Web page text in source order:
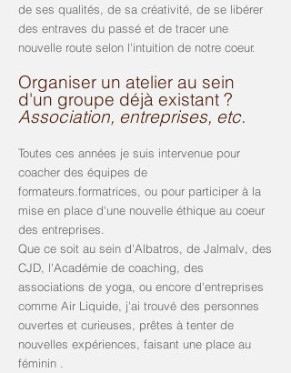
de ses qualités, de sa créativité, de se libérer
des entraves du passé et de tracer une
nouvelle route selon l'intuition de notre coeur.
Organiser un atelier au sein
d'un groupe déjà existant ?
Association, entreprises, etc.
Toutes ces années je suis intervenue pour
coacher des équipes de
formateurs.formatrices, ou pour participer à la
mise en place d'une nouvelle éthique au coeur
des entreprises.
Que ce soit au sein d'Albatros, de Jalmalv, des
CJD, l'Académie de coaching, des
associations de yoga, ou encore d'entreprises
comme Air Liquide, j'ai trouvé des personnes
ouvertes et curieuses, prêtes à tenter de
nouvelles expériences, faisant une place au
féminin .